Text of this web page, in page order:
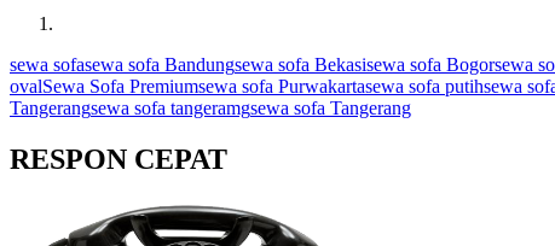
sewa sofasewa sofa Bandungsewa sofa Bekasisewa sofa Bogorsewa
ovalSewa Sofa Premiumsewa sofa Purwakartasewa sofa putihsewa
Tangerangsewa sofa tangeramgsewa sofa Tangerang
RESPON CEPAT